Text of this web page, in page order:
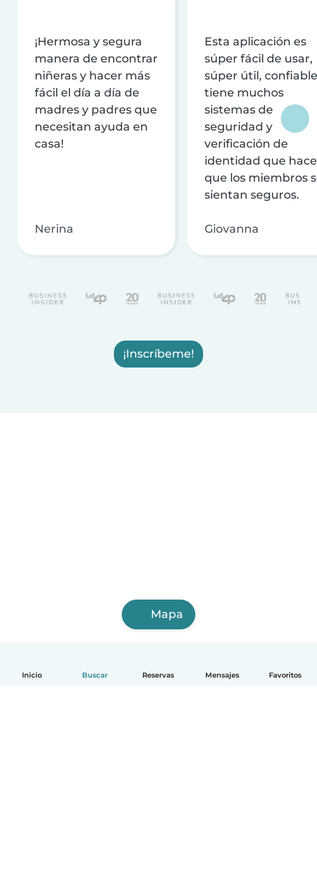
Inicio Buscar Reservas Mensajes Favoritos
¡Hermosa y segura
manera de encontrar
niñeras y hacer más
fácil el día a día de
madres y padres que
necesitan ayuda en
casa!
Nerina
Esta aplicación es
súper fácil de usar,
súper útil,
tiene muchos
sistemas de
seguridad y
verificación de
identidad que
que los miembros
sientan seguros.
Giovanna
¡Inscríbeme!
Mapa